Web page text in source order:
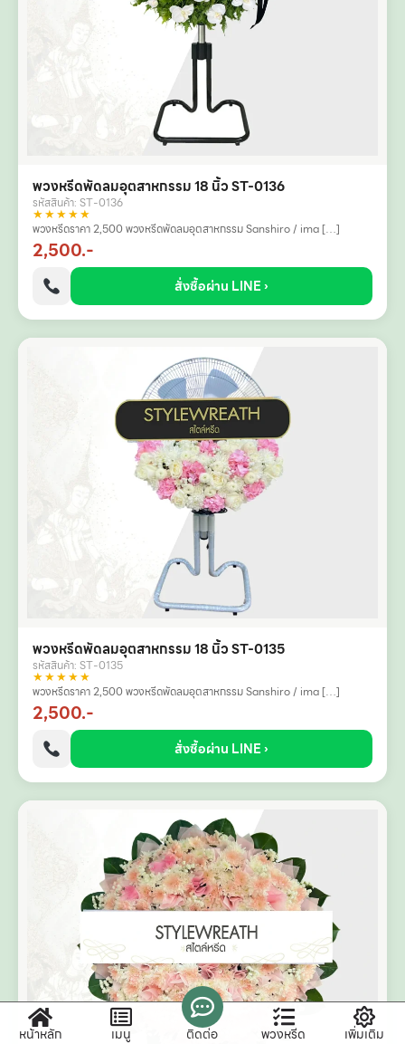
พวงหรีดพัดลมอุตสาหกรรม 18 นิ้ว ST-0136
รหัสสินค้า: ST-0136
★★★★★
พวงหรีดราคา 2,500 พวงหรีดพัดลมอุตสาหกรรม Sanshiro / ima […]
2,500.-
สั่งซื้อผ่าน LINE ›
พวงหรีดพัดลมอุตสาหกรรม 18 นิ้ว ST-0135
รหัสสินค้า: ST-0135
★★★★★
พวงหรีดราคา 2,500 พวงหรีดพัดลมอุตสาหกรรม Sanshiro / ima […]
2,500.-
สั่งซื้อผ่าน LINE ›
หน้าหลัก เมนู ติดต่อ พวงหรีด เพิ่มเติม